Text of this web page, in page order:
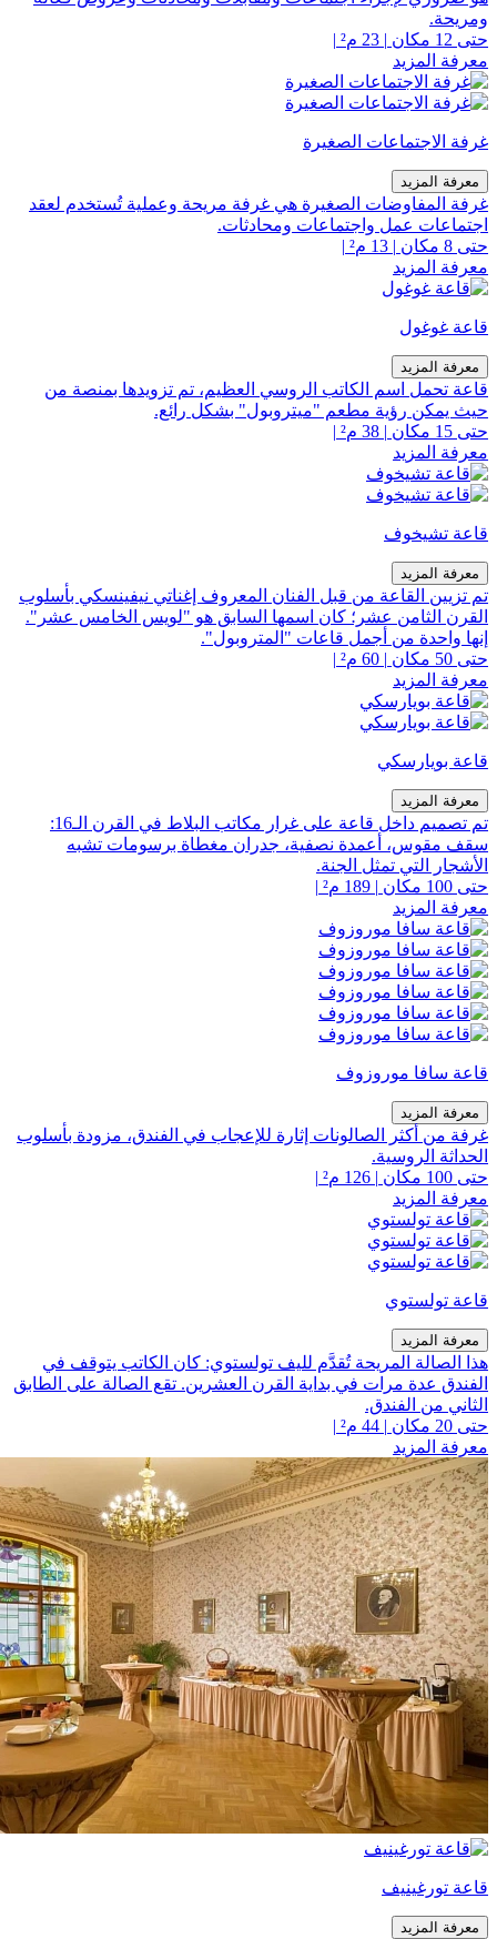
ومريحة.
حتى 12 مكان
| 23 م²
|
معرفة المزيد
غرفة الاجتماعات الصغيرة
معرفة المزيد
غرفة المفاوضات الصغيرة هي غرفة مريحة وعملية تُستخدم لعقد
اجتماعات عمل واجتماعات ومحادثات.
حتى 8 مكان
| 13 م²
|
معرفة المزيد
قاعة غوغول
معرفة المزيد
قاعة تحمل اسم الكاتب الروسي العظيم، تم تزويدها بمنصة من
حيث يمكن رؤية مطعم "ميتروبول" بشكل رائع.
حتى 15 مكان
| 38 م²
|
معرفة المزيد
قاعة تشيخوف
معرفة المزيد
تم تزيين القاعة من قبل الفنان المعروف إغناتي نيفينسكي بأسلوب
القرن الثامن عشر؛ كان اسمها السابق هو "لويس الخامس عشر".
إنها واحدة من أجمل قاعات "المتروبول".
حتى 50 مكان
| 60 م²
|
معرفة المزيد
قاعة بويارسكي
معرفة المزيد
تم تصميم داخل قاعة على غرار مكاتب البلاط في القرن الـ16:
سقف مقوس، أعمدة نصفية، جدران مغطاة برسومات تشبه
الأشجار التي تمثل الجنة.
حتى 100 مكان
| 189 م²
|
معرفة المزيد
قاعة سافا موروزوف
معرفة المزيد
غرفة من أكثر الصالونات إثارة للإعجاب في الفندق، مزودة بأسلوب
الحداثة الروسية.
حتى 100 مكان
| 126 م²
|
معرفة المزيد
قاعة تولستوي
معرفة المزيد
هذا الصالة المريحة تُقدَّم لليف تولستوي: كان الكاتب يتوقف في
الفندق عدة مرات في بداية القرن العشرين. تقع الصالة على الطابق
الثاني من الفندق.
حتى 20 مكان
| 44 م²
|
معرفة المزيد
قاعة تورغينيف
معرفة المزيد